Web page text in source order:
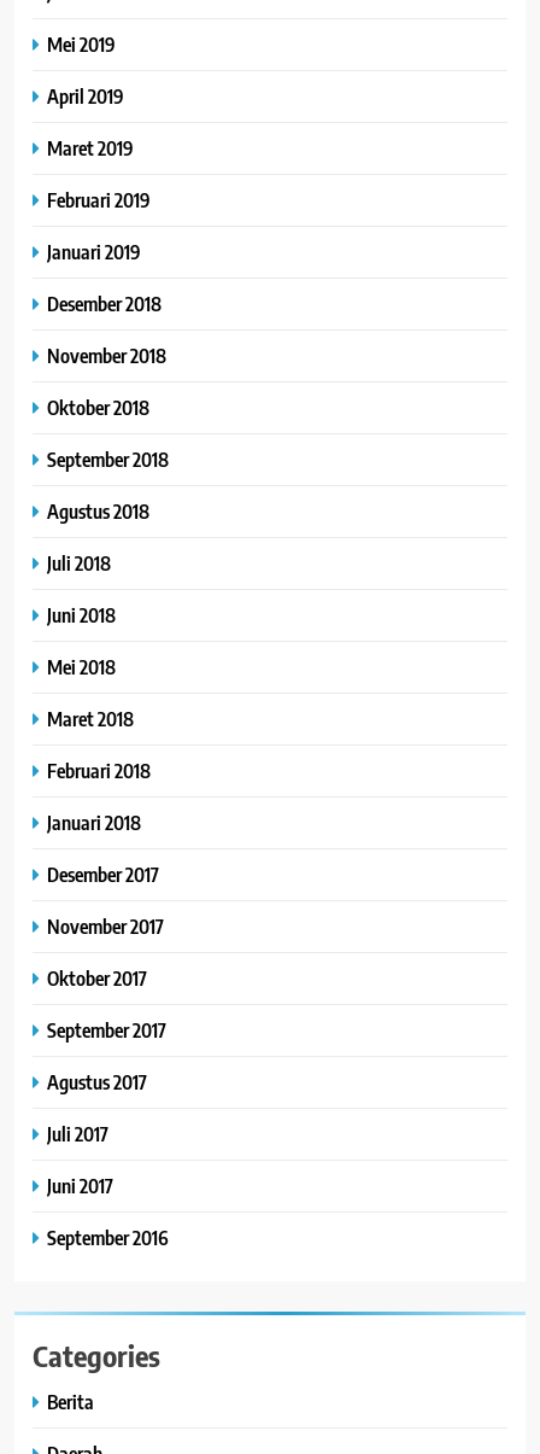
Mei 2019
April 2019
Maret 2019
Februari 2019
Januari 2019
Desember 2018
November 2018
Oktober 2018
September 2018
Agustus 2018
Juli 2018
Juni 2018
Mei 2018
Maret 2018
Februari 2018
Januari 2018
Desember 2017
November 2017
Oktober 2017
September 2017
Agustus 2017
Juli 2017
Juni 2017
September 2016
Categories
Berita